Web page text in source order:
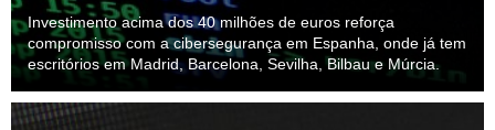
Investimento acima dos 40 milhões de euros reforça
compromisso com a cibersegurança em Espanha, onde já tem
escritórios em Madrid, Barcelona, Sevilha, Bilbau e Múrcia.